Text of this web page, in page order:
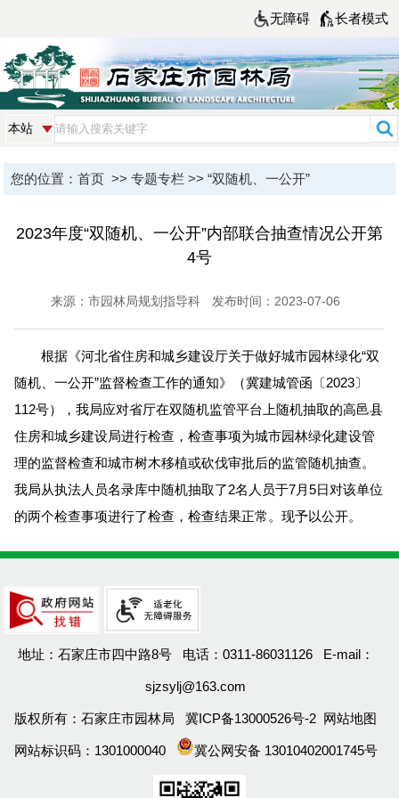
无障碍 长者模式
您的位置： 首页>> 专题专栏>> “双随机、一公开”
2023年度“双随机、一公开”内部联合抽查情况公开第
4号
来源：市园林局规划指导科 发布时间：2023-07-06
根据《河北省住房和城乡建设厅关于做好城市园林绿化“双
随机、一公开”监督检查工作的通知》（冀建城管函〔2023〕
112号），我局应对省厅在双随机监管平台上随机抽取的高邑县
住房和城乡建设局进行检查，检查事项为城市园林绿化建设管
理的监督检查和城市树木移植或砍伐审批后的监管随机抽查。
我局从执法人员名录库中随机抽取了2名人员于7月5日对该单位
的两个检查事项进行了检查，检查结果正常。现予以公开。